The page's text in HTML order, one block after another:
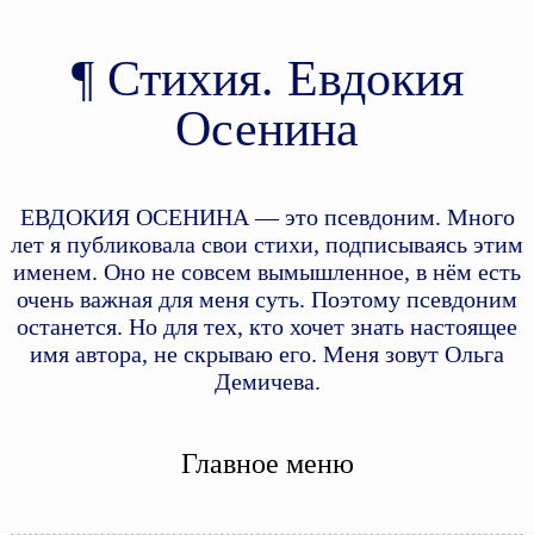
Стихия. Евдокия
Осенина
ЕВДОКИЯ ОСЕНИНА — это псевдоним. Много
лет я публиковала свои стихи, подписываясь этим
именем. Оно не совсем вымышленное, в нём есть
очень важная для меня суть. Поэтому псевдоним
останется. Но для тех, кто хочет знать настоящее
имя автора, не скрываю его. Меня зовут Ольга
Демичева.
Главное меню